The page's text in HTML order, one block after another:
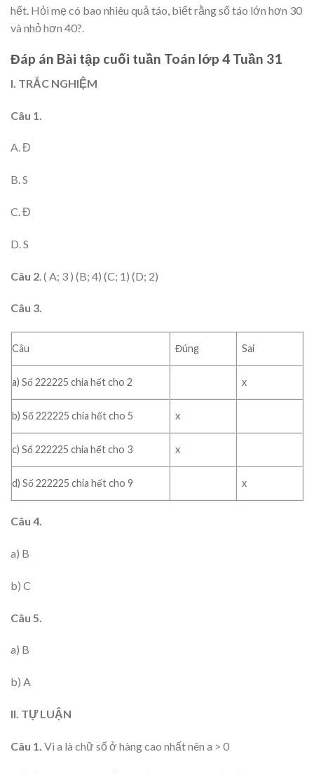
hết. Hỏi mẹ có bao nhiêu quả táo, biết rằng số táo lớn hơn 30
và nhỏ hơn 40?.
Đáp án Bài tập cuối tuần Toán lớp 4 Tuần 31
I. TRẮC NGHIỆM
Câu 1.
A. Đ
B. S
C. Đ
D. S
Câu 2 . ( A; 3 ) (B; 4) (C; 1) (D; 2)
Câu 3.
Câu Đúng Sai
a) Số 222225 chia hết cho 2 x
b) Số 222225 chia hết cho 5 x
c) Số 222225 chia hết cho 3 x
d) Số 222225 chia hết cho 9 x
Câu 4.
a) B
b) C
Câu 5.
a) B
b) A
II. TỰ LUẬN
Câu 1. Vì a là chữ số ở hàng cao nhất nên a > 0